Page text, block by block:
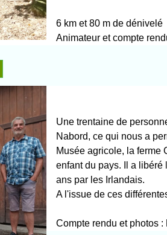
6 km et 80 m de dénivelé
Animateur et compte
Une trentaine de
Nabord, ce qui nous a
Musée agricole, la ferme
enfant du pays. Il a
ans par les Irlandais.
A l'issue de ces
Compte rendu et photos